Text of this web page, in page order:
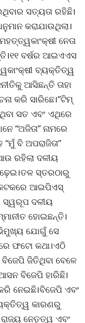
ସତ୍ୟତା ରହିଛି।
କରାଯାଉଥିଲା।
ନେତା
ବର୍ଷର ଆଇଏଏସ
ବ୍ୟକ୍ତିତ୍ୱ
ଆସିଛନ୍ତି ତାହା
କରି ସାରିଛେ।”ଟିମ୍
ସତ ଏବଂ ଏଥିରେ
“ଅଜିତା” ନାମରେ
ବି ଅପରାଜିତା”
ରହିଲା ଦଳୀୟ
ସ୍ତରଠାରୁ
ଆଇପିଏସ୍
ସ୍ୱରୂପ ଦଳୀୟ
ହୋଇଛନ୍ତି।
ଯୋଗୁଁ ସେ
ଫଟୋ କଥା।ଏଠି
ଜିତିଥିବା ବେଳେ
ବିଜେପି ହାରିଛି।
ନେଇଛି।ବିଜେପି ଏବଂ
କାରଣରୁ
ନେତୃତ୍ୱ ଏବଂ